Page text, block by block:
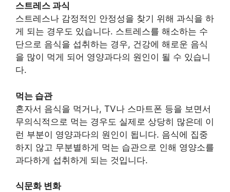
스트레스 과식
스트레스나 감정적인 안정성을 찾기 위해 과식을 하
게 되는 경우도 있습니다. 스트레스를 해소하는 수
단으로 음식을 섭취하는 경우, 건강에 해로운 음식
을 많이 먹게 되어 영양과다의 원인이 될 수 있습니
다.
먹는 습관
혼자서 음식을 먹거나, TV나 스마트폰 등을 보면서
무의식적으로 먹는 경우도 실제로 상당히 많은데 이
런 부분이 영양과다의 원인이 됩니다. 음식에 집중
하지 않고 무분별하게 먹는 습관으로 인해 영양소를
과다하게 섭취하게 되는 것입니다.
식문화 변화